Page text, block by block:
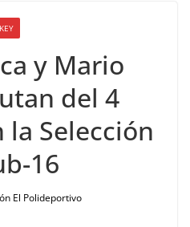
y Mario
del 4
Selección
16
El Polideportivo